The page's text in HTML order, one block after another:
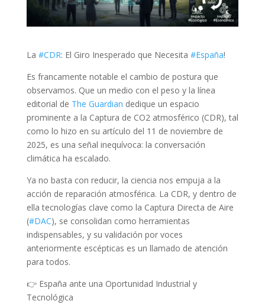
La #CDR: El Giro Inesperado que Necesita #España!
Es francamente notable el cambio de postura que
observamos. Que un medio con el peso y la línea
editorial de The Guardian dedique un espacio
prominente a la Captura de CO2 atmosférico (CDR), tal
como lo hizo en su artículo del 11 de noviembre de
2025, es una señal inequívoca: la conversación
climática ha escalado.
Ya no basta con reducir, la ciencia nos empuja a la
acción de reparación atmosférica. La CDR, y dentro de
ella tecnologías clave como la Captura Directa de Aire
(#DAC), se consolidan como herramientas
indispensables, y su validación por voces
anteriormente escépticas es un llamado de atención
para todos.
👉 España ante una Oportunidad Industrial y
Tecnológica